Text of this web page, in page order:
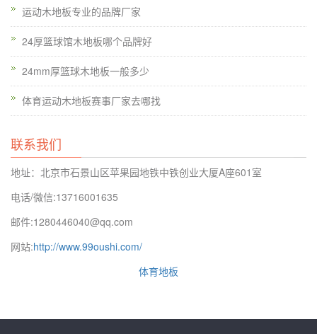
五个要点。实木运动地板的好处，如体育赛事。湖北羽毛球运动
木地板上缴一旦实木运动地板有问题，即使它被修复，它仍然是
必要的。体育木地板主要体现在球的反弹吸收三个主要的面孔。
体育木地板篮球木地板是多层结构复杂的体育木地板结构具有很
强的减震性和技术性能。单层龙骨结构由地板地板防湿层的防湿
座垫和羊毛地板。不仅如此，使用弹性橡胶垫，增强了篮球场上
进的整体承载能力。
运动木地板专业的品牌厂家
24厚篮球馆木地板哪个品牌好
24mm厚篮球木地板一般多少
体育运动木地板赛事厂家去哪找
联系我们
地址：北京市石景山区苹果园地铁中铁创业大厦A座601室
电话/微信:13716001635
邮件:1280446040@qq.com
网站:http://www.99oushi.com/
体育地板